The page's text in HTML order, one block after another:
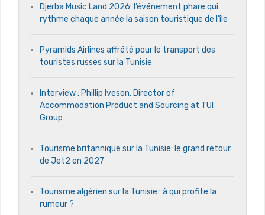
Djerba Music Land 2026: l’événement phare qui
rythme chaque année la saison touristique de l’île
Pyramids Airlines affrété pour le transport des
touristes russes sur la Tunisie
Interview : Phillip Iveson, Director of
Accommodation Product and Sourcing at TUI
Group
Tourisme britannique sur la Tunisie: le grand retour
de Jet2 en 2027
Tourisme algérien sur la Tunisie : à qui profite la
rumeur ?